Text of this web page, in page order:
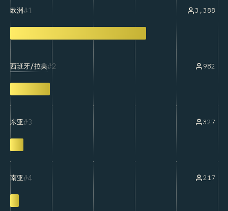
1
欧洲 3,388
2
西班牙/拉美 982
3
东亚 327
4
南亚 217